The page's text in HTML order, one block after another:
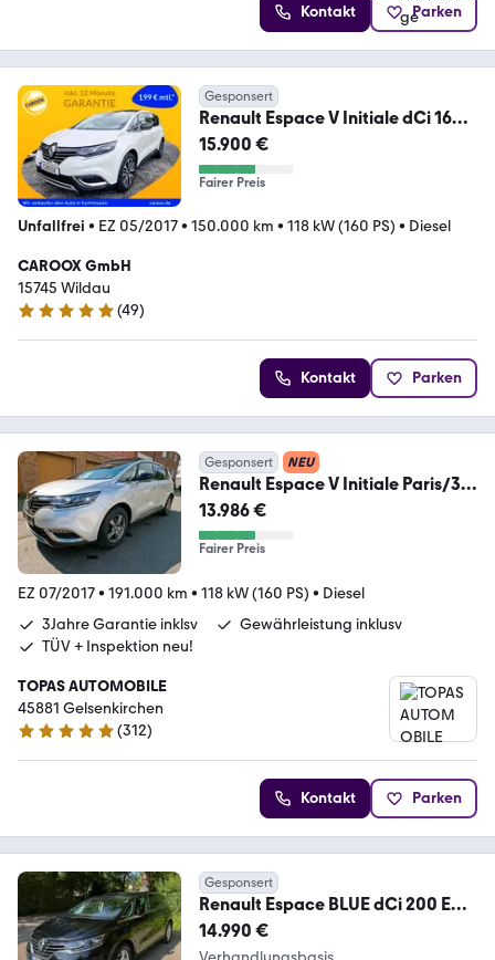
Kontakt Parken
Gesponsert
Renault Espace V Initiale dCi 160
7-SITZER NAPPA PANO
15.900 €
Fairer Preis
Unfallfrei • EZ 05/2017• 150.000 km • 118 kW (160 PS) • Diesel
CAROOX GmbH
15745 Wildau
5 Sterne
(49)
Kontakt Parken
Gesponsert NEU
Renault Espace V Initiale Paris/3Jh
Garantie+Gewährlstng
13.986 €
Fairer Preis
EZ 07/2017• 191.000 km • 118 kW (160 PS) • Diesel
3Jahre Garantie inklsv
Gewährleistung inklusv
TÜV + Inspektion neu!
TOPAS AUTOMOBILE
45881 Gelsenkirchen
5 Sterne
(312)
Kontakt Parken
Gesponsert
Renault Espace BLUE dCi 200 EDC
Limited Limited
14.990 €